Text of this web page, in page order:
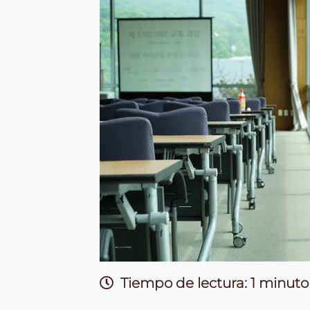
Tiempo de lectura: 1 minuto